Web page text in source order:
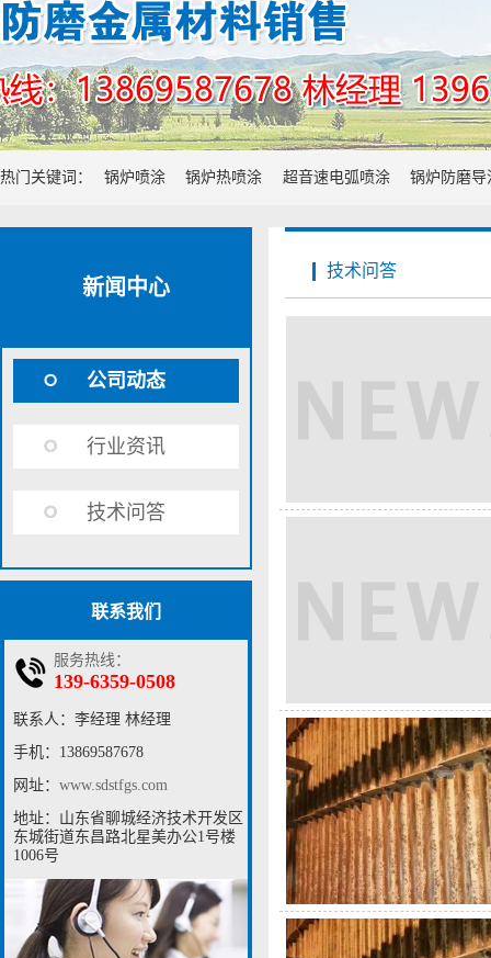
热门关键词： 锅炉喷涂 锅炉热喷涂 超音速电弧喷涂 锅炉防磨导
新闻中心
公司动态
行业资讯
技术问答
联系我们
服务热线：
139-6359-0508
联系人：李经理 林经理
手机：13869587678
网址： www.sdstfgs.com
地址：山东省聊城经济技术开发区
东城街道东昌路北星美办公1号楼
1006号
技术问答